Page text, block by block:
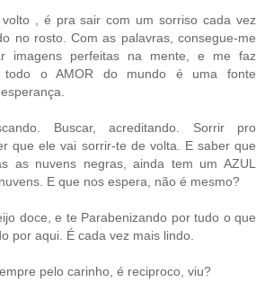
, é pra sair com um sorriso cada vez
no rosto. Com as palavras, consegue-me
imagens perfeitas na mente, e me faz
todo o AMOR do mundo é uma fonte
Buscar, acreditando. Sorrir pro
que ele vai sorrir-te de volta. E saber que
as nuvens negras, ainda tem um AZUL
E que nos espera, não é mesmo?
doce, e te Parabenizando por tudo o que
por aqui. É cada vez mais lindo.
pelo carinho, é reciproco, viu?